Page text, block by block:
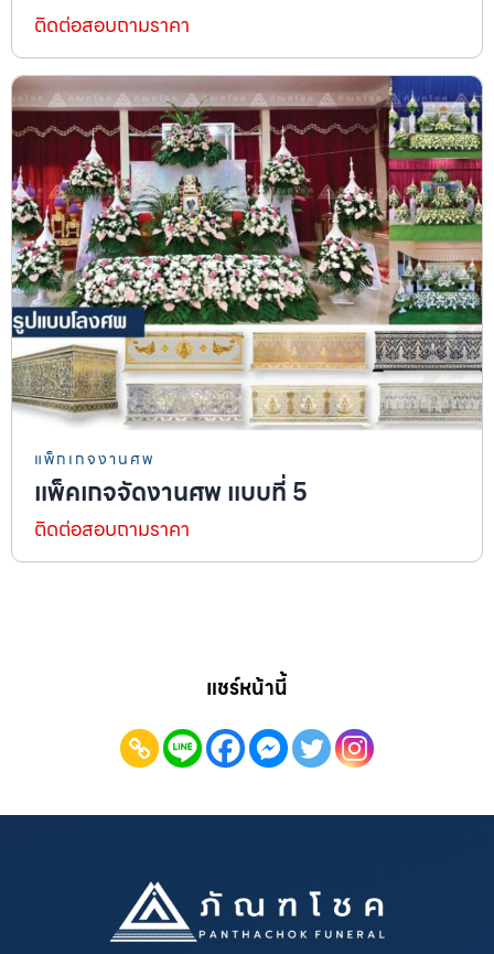
ติดต่อสอบถามราคา
แพ็กเกจงานศพ
แพ็คเกจจัดงานศพ แบบที่ 5
ติดต่อสอบถามราคา
แชร์หน้านี้